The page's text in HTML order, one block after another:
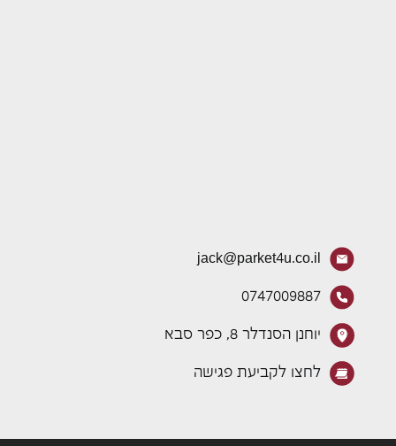
jack@parket4u.co.il
0747009887
יוחנן הסנדלר 8, כפר סבא
לחצו לקביעת פגישה